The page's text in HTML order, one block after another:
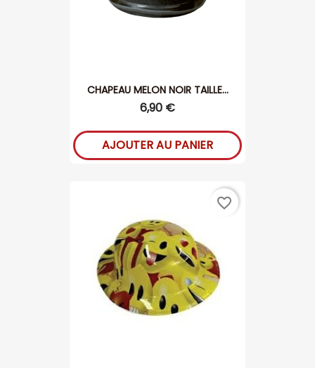
CHAPEAU MELON NOIR TAILLE...
6,90 €
AJOUTER AU PANIER
favorite_border